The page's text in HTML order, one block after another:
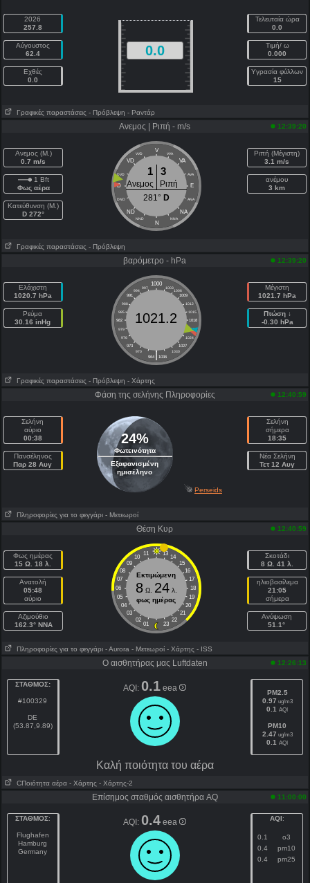
2026
257.8
Αύγουστος
62.4
Εχθές
0.0
0.0
Τελευταία ώρα
0.0
Τιμή/ ω
0.000
Υγρασία φύλλων
15
Γραφικές παραστάσεις - Πρόβλεψη - Ραντάρ
Ανεμος | Ριπή - m/s 12:39:20
Ανεμος (Μ.)
0.7 m/s
1 Bft
Φως αέρα
Κατεύθυνση (Μ.)
D 272°
V
VVD VVA
VD VA
DVD AVA
D E
DND ANA
ND NA
NND NNA
N
1 3
Ανεμος
Ριπή
281° D
Ριπή (Μέγιστη)
3.1 m/s
ανέμου
3 km
Γραφικές παραστάσεις - Πρόβλεψη
βαρόμετρο - hPa 12:39:20
Ελάχιστη
1020.7 hPa
Ρεύμα
30.16 inHg
1000
997 1003
994
1006
991
1009
988
1012
985
1015
982
1018
979
1021
976
1024
973
1027
970
1030
|
964 1036
1021.2
Μέγιστη
1021.7 hPa
Πτώση ↓
-0.30 hPa
Γραφικές παραστάσεις - Πρόβλεψη - Χάρτης
Φάση της σελήνης Πληροφορίες 12:40:59
Σελήνη
αύριο
00:38
Πανσέληνος
Παρ 28 Αυγ
24%
Φωτεινότητα
Εξαφανισμένη
ημισέληνο
Σελήνη
σήμερα
18:35
Νέα Σελήνη
Τετ 12 Αυγ
Perseids
Πληροφορίες για το φεγγάρι - Μετεωροί
Θέση Κυρ 12:40:59
Φως ημέρας
15 Ω. 18 λ.
Ανατολή
05:48
αύριο
Aζιμούθιο
162.3° NNA
11 13
10
14
09
15
08
16
07
17
06
18
05
19
04
20
03
21
02
22
01 23
Εκτιμώμενη
8Ω. 24λ.
φως ημέρας
Σκοτάδι
8 Ω. 41 λ.
ηλιοβασίλεμα
21:05
σήμερα
Ανύψωση
51.1°
Πληροφορίες για το φεγγάρι - Αυrora - Μετεωροί - Χάρτης - ISS
Ο αισθητήρας μας Luftdaten 12:26:13
ΣΤΑΘΜΟΣ:
#100329
DE
(53.87,9.89)
AQI:0.1 eea
PM2.5
0.97 ug/m3
0.1 AQI
PM10
2.47 ug/m3
0.1 AQI
Kαλή ποιότητα του αέρα
CΠοιότητα αέρα - Χάρτης - Χάρτης-2
Επίσημος σταθμός αισθητήρα AQ 11:00:00
ΣΤΑΘΜΟΣ:
Flughafen
Hamburg
Germany
AQI:0.4 eea AQI:
0.1
o3
0.4
pm10
0.4
pm25